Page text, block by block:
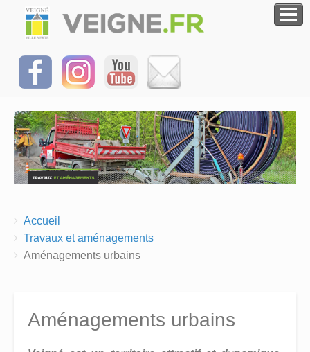
Breadcrumbs
You
are
here:
Accueil
Travaux et aménagements
Aménagements urbains
Aménagements urbains